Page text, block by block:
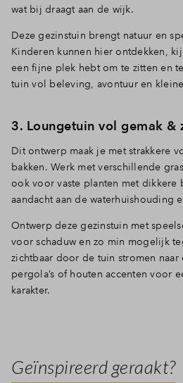
wat bij draagt aan de wijk.
Deze gezinstuin brengt natuur en
Kinderen kunnen hier ontdekken,
een fijne plek hebt om te zitten en
tuin vol beleving, avontuur en
3. Loungetuin vol gemak &
Dit ontwerp maak je met strakkere
bakken. Werk met verschillende
ook voor vaste planten met dikkere
aandacht aan de waterhuishouding
Ontwerp deze gezinstuin met
voor schaduw en zo min mogelijk
zichtbaar door de tuin stromen
pergola’s of houten accenten voor
karakter.
Geïnspireerd geraakt?